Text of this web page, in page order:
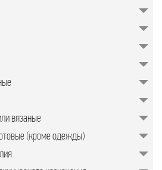
качественные изделия в
вязаные
(кроме одежды)